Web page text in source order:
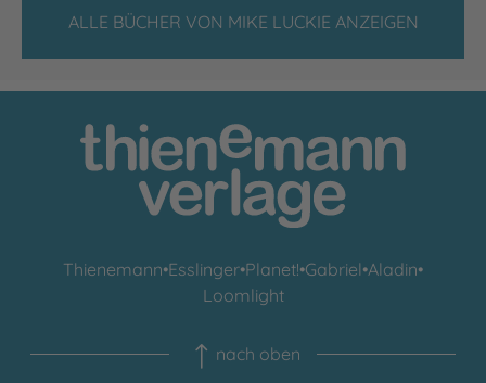
ALLE BÜCHER VON MIKE LUCKIE ANZEIGEN
Thienemann•Esslinger•Planet!•Gabriel•Aladin•
Loomlight
nach oben